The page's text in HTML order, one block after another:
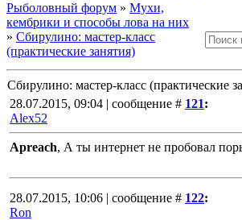
Рыболовный форум » Мухи,
кембрики и способы лова на них
» Сбирулино: мастер-класс
(практические занятия)
Сбирулино: мастер-класс (практические
28.07.2015, 09:04 | сообщение # 121:
Alex52
Apreach, А ты интернет не пробовал
28.07.2015, 10:06 | сообщение # 122:
Ron